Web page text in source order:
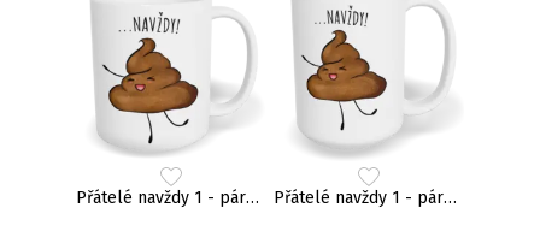
Přátelé navždy 1 - párový Přátelé navždy 1 - párový